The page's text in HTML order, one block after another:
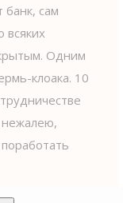
банк, сам
всяких
Одним
клоака. 10
нежалею,